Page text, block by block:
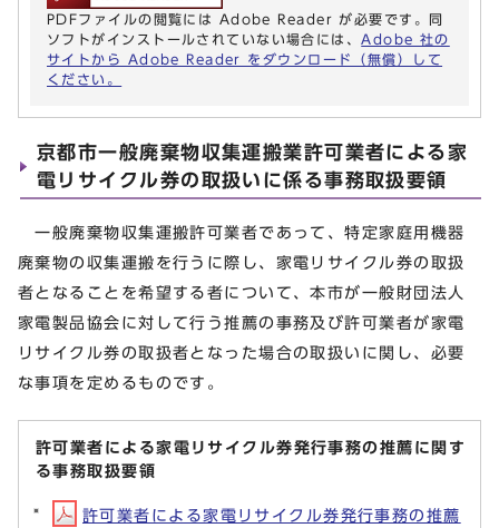
PDFファイルの閲覧には Adobe Reader が必要です。同
ソフトがインストールされていない場合には、 Adobe 社の
サイトから Adobe Reader をダウンロード（無償）して
ください。
京都市一般廃棄物収集運搬業許可業者による家
電リサイクル券の取扱いに係る事務取扱要領
一般廃棄物収集運搬許可業者であって、特定家庭用機器
廃棄物の収集運搬を行うに際し、家電リサイクル券の取扱
者となることを希望する者について、本市が一般財団法人
家電製品協会に対して行う推薦の事務及び許可業者が家電
リサイクル券の取扱者となった場合の取扱いに関し、必要
な事項を定めるものです。
許可業者による家電リサイクル券発行事務の推薦に関す
る事務取扱要領
許可業者による家電リサイクル券発行事務の推薦